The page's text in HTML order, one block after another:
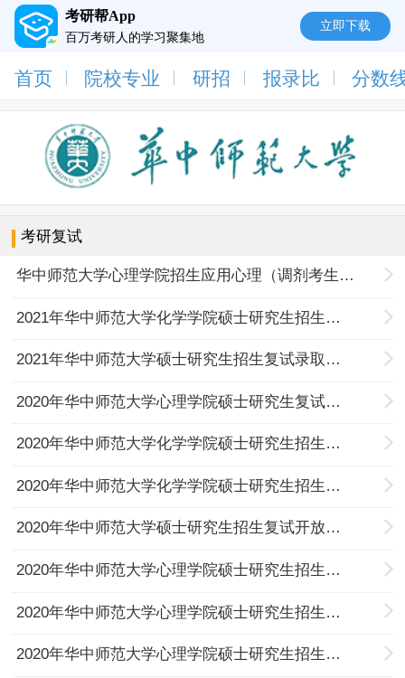
考研帮App
百万考研人的学习聚集地
立即下载
首页 院校专业 研招 报录比 分数
考研复试
华中师范大学心理学院招生应用心理（调剂考生第二批）拟录取名单
2021年华中师范大学化学学院硕士研究生招生复试录取工作方案
2021年华中师范大学硕士研究生招生复试录取工作方案
2020年华中师范大学心理学院硕士研究生复试成绩公示
2020年华中师范大学化学学院硕士研究生招生复试成绩公示（第一批）
2020年华中师范大学化学学院硕士研究生招生复试成绩公示（第二批）
2020年华中师范大学硕士研究生招生复试开放模拟测试系统的公告
2020年华中师范大学心理学院硕士研究生招生复试名单心理健康教育045116
2020年华中师范大学心理学院硕士研究生招生复试名单应用心理045400
2020年华中师范大学心理学院硕士研究生招生复试录取工作实施细则